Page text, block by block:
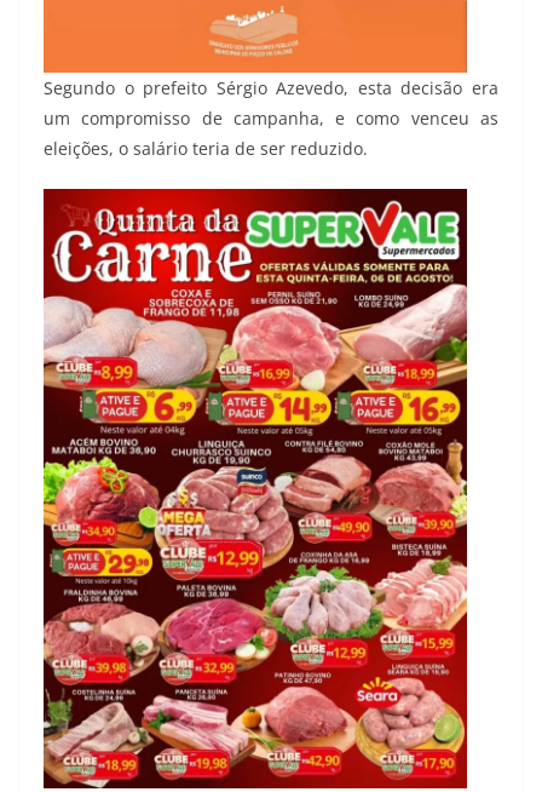
Segundo o prefeito Sérgio Azevedo, esta decisão era
um compromisso de campanha, e como venceu as
eleições, o salário teria de ser reduzido.